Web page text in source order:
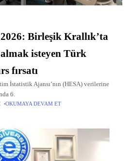
Birleşik Krallık’ta
isteyen Türk
fırsatı
İstatistik Ajansı’nın (HESA) verilerine
6.
OKUMAYA DEVAM ET